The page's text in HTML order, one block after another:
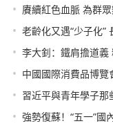
• 賡續紅色血脈 為群
• 老齡化又遇“少子化”
• 李大釗：鐵肩擔道義
• 中國國際消費品博覽
• 習近平與青年學子那
• 強勢復蘇！“五一”國